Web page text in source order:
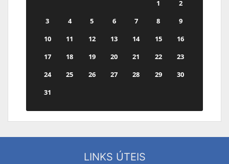
1
2
3
4 5 6 7 8
9
10
11 12 13 14 15
16
17
18 19 20 21 22
23
24
25 26 27 28 29
30
31
LINKS ÚTEIS